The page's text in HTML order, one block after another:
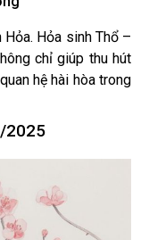
Hỏa sinh Thổ –
chỉ giúp thu hút
hệ hài hòa trong
2025